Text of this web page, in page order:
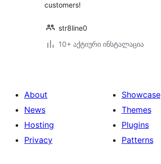
customers!
str8line0
10+ აქტიური ინსტალაცია
About
News
Hosting
Privacy
Showcase
Themes
Plugins
Patterns